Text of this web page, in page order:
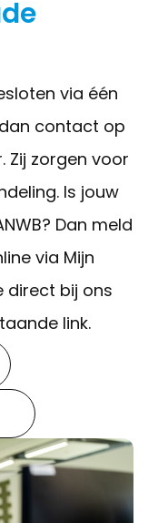
via één
contact op
Zij zorgen voor
Is jouw
Dan meld
via Mijn
direct bij ons
link.